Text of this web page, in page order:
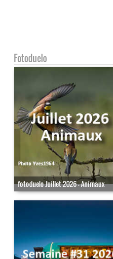
Fotoduelo
fotoduelo Juillet 2026 - Animaux